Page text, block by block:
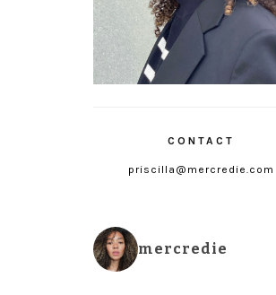
CONTACT
priscilla@mercredie.com
mercredie